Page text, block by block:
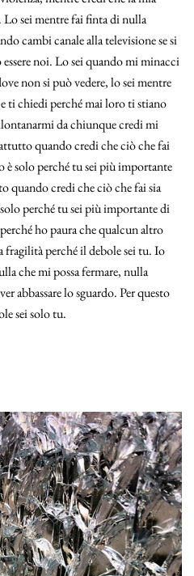
Lo sei mentre fai finta di nulla
cambi canale alla televisione se si
noi. Lo sei quando mi minacci
non si può vedere, lo sei mentre
ti chiedi perché mai loro ti stiano
da chiunque credi mi
quando credi che ciò che fai
è solo perché tu sei più importante
credi che ciò che fai sia
perché tu sei più importante di
ho paura che qualcun altro
fragilità perché il debole sei tu. Io
che mi possa fermare, nulla
abbassare lo sguardo. Per questo
sei solo tu.